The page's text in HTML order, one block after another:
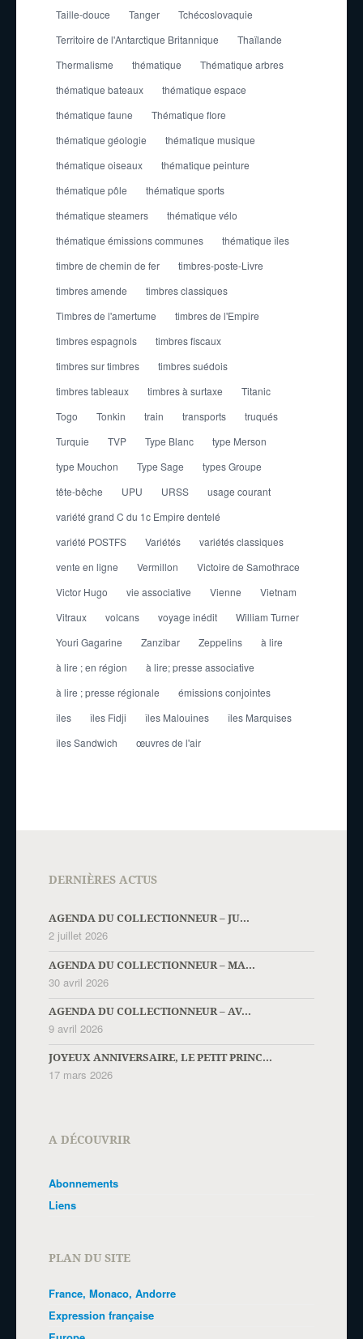
Taille-douce
Tanger
Tchécoslovaquie
Territoire de l'Antarctique Britannique
Thaïlande
Thermalisme
thématique
Thématique arbres
thématique bateaux
thématique espace
thématique faune
Thématique flore
thématique géologie
thématique musique
thématique oiseaux
thématique peinture
thématique pôle
thématique sports
thématique steamers
thématique vélo
thématique émissions communes
thématique îles
timbre de chemin de fer
timbres-poste-Livre
timbres amende
timbres classiques
Timbres de l'amertume
timbres de l'Empire
timbres espagnols
timbres fiscaux
timbres sur timbres
timbres suédois
timbres tableaux
timbres à surtaxe
Titanic
Togo
Tonkin train transports
truqués
Turquie
TVP Type Blanc
type Merson
type Mouchon
Type Sage
types Groupe
tête-bêche
UPU URSS
usage courant
variété grand C du 1c Empire dentelé
variété POSTFS
Variétés
variétés classiques
vente en ligne
Vermillon
Victoire de Samothrace
Victor Hugo
vie associative Vienne
Vietnam
Vitraux
volcans voyage inédit
William Turner
Youri Gagarine
Zanzibar Zeppelins
à lire
à lire ; en région
à lire; presse associative
à lire ; presse régionale
émissions conjointes
îles
îles Fidji îles Malouines
îles Marquises
îles Sandwich
œuvres de l'air
DERNIÈRES ACTUS
AGENDA DU COLLECTIONNEUR – JU...
2 juillet 2026
AGENDA DU COLLECTIONNEUR – MA...
30 avril 2026
AGENDA DU COLLECTIONNEUR – AV...
9 avril 2026
JOYEUX ANNIVERSAIRE, LE PETIT PRINC...
17 mars 2026
A DÉCOUVRIR
Abonnements
Liens
PLAN DU SITE
France, Monaco, Andorre
Expression française